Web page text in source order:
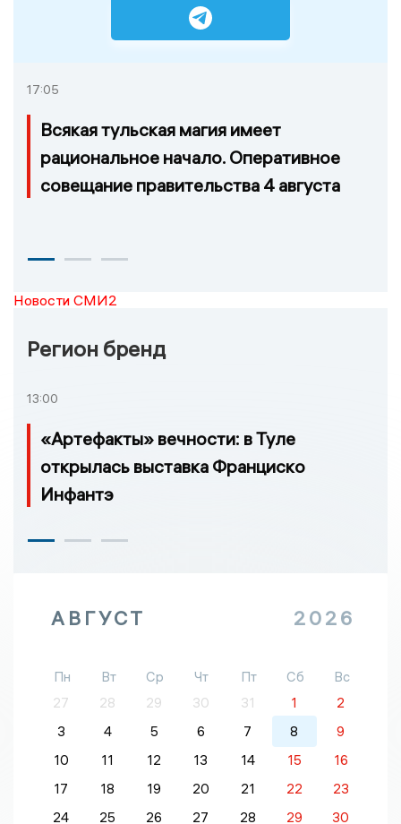
17:05
Всякая тульская магия имеет
рациональное начало. Оперативное
совещание правительства 4 августа
Новости СМИ2
Регион бренд
13:00
«Артефакты» вечности: в Туле
открылась выставка Франциско
Инфантэ
АВГУСТ 2026
Пн Вт Ср Чт Пт Сб
Вс
27
28 29 30 31 1
2
3
4 5 6 7 8
9
10
11 12 13 14 15
16
17
18 19 20 21 22
23
24
25 26 27 28 29
30